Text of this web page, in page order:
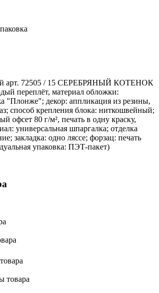
арт. 72505 / 15 СЕРЕБРЯНЫЙ КОТЕНОК
переплёт, материал обложки:
"Плонже"; декор: аппликация из резины,
способ крепления блока: ниткошвейный;
офсет 80 г/м², печать в одну краску,
универсальная шпаргалка; отделка
закладка: одно ляссе; форзац: печать
упаковка: ПЭТ-пакет)
товара